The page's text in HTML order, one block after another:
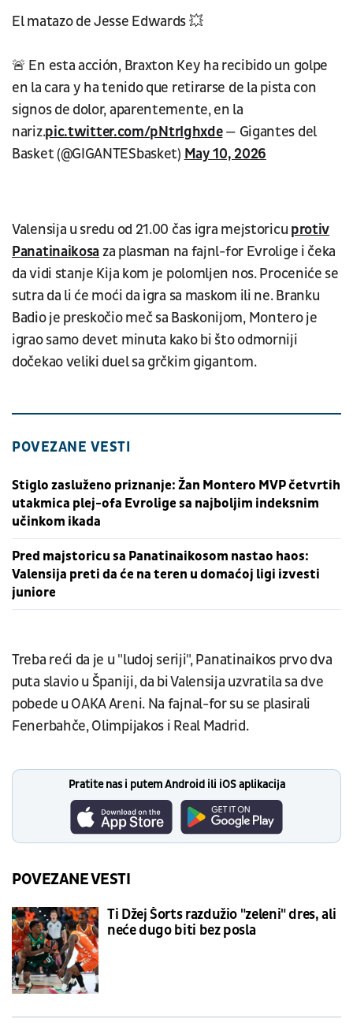
El matazo de Jesse Edwards 💥
🚨 En esta acción, Braxton Key ha recibido un golpe
en la cara y ha tenido que retirarse de la pista con
signos de dolor, aparentemente, en la
nariz.pic.twitter.com/pNtrIghxde— Gigantes del
Basket (@GIGANTESbasket) May 10, 2026
Valensija u sredu od 21.00 čas igra mejstoricu protiv
Panatinaikosaza plasman na fajnl-for Evrolige i čeka
da vidi stanje Kija kom je polomljen nos. Proceniće se
sutra da li će moći da igra sa maskom ili ne. Branku
Badio je preskočio meč sa Baskonijom, Montero je
igrao samo devet minuta kako bi što odmorniji
dočekao veliki duel sa grčkim gigantom.
POVEZANE VESTI
Stiglo zasluženo priznanje: Žan Montero MVP četvrtih
utakmica plej-ofa Evrolige sa najboljim indeksnim
učinkom ikada
Pred majstoricu sa Panatinaikosom nastao haos:
Valensija preti da će na teren u domaćoj ligi izvesti
juniore
Treba reći da je u "ludoj seriji", Panatinaikos prvo dva
puta slavio u Španiji, da bi Valensija uzvratila sa dve
pobede u OAKA Areni. Na fajnal-for su se plasirali
Fenerbahče, Olimpijakos i Real Madrid.
Pratite nas i putem Android ili iOS aplikacija
POVEZANE VESTI
Ti Džej Šorts razdužio "zeleni" dres, ali
neće dugo biti bez posla